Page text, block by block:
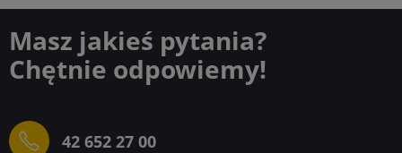
Masz jakieś pytania?
Chętnie odpowiemy!
42 652 27 00